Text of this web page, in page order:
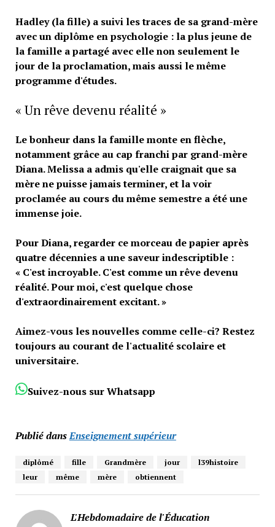
Hadley (la fille) a suivi les traces de sa grand-mère
avec un diplôme en psychologie : la plus jeune de
la famille a partagé avec elle non seulement le
jour de la proclamation, mais aussi le même
programme d'études.
« Un rêve devenu réalité »
Le bonheur dans la famille monte en flèche,
notamment grâce au cap franchi par grand-mère
Diana. Melissa a admis qu'elle craignait que sa
mère ne puisse jamais terminer, et la voir
proclamée au cours du même semestre a été une
immense joie.
Pour Diana, regarder ce morceau de papier après
quatre décennies a une saveur indescriptible :
« C'est incroyable. C'est comme un rêve devenu
réalité. Pour moi, c'est quelque chose
d'extraordinairement excitant. »
Aimez-vous les nouvelles comme celle-ci? Restez
toujours au courant de l'actualité scolaire et
universitaire.
Suivez-nous sur Whatsapp
Publié dansEnseignement supérieur
diplômé fille Grandmère jour
l39histoire
leur
même mère obtiennent
L'Hebdomadaire de l'Éducation